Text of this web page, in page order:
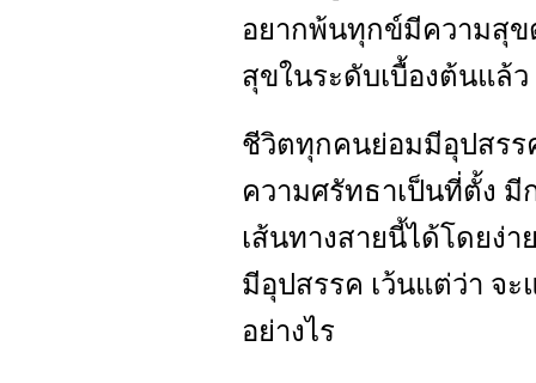
อยากพ้นทุกข์มีความสุ
สุขในระดับเบื้องต้นแล้ว
ชีวิตทุกคนย่อมมีอุปสร
ความศรัทธาเป็นที่ตั้ง มี
เส้นทางสายนี้ได้โดยง่
มีอุปสรรค เว้นแต่ว่า จ
อย่างไร